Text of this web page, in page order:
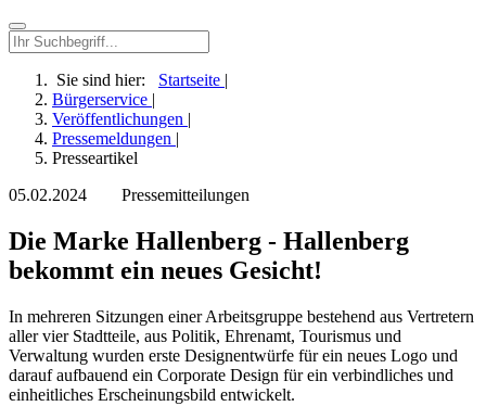
Sie sind hier: Startseite |
Bürgerservice |
Veröffentlichungen |
Pressemeldungen |
Presseartikel
05.02.2024
Pressemitteilungen
Die Marke Hallenberg - Hallenberg
bekommt ein neues Gesicht!
In mehreren Sitzungen einer Arbeitsgruppe bestehend aus Vertretern
aller vier Stadtteile, aus Politik, Ehrenamt, Tourismus und
Verwaltung wurden erste Designentwürfe für ein neues Logo und
darauf aufbauend ein Corporate Design für ein verbindliches und
einheitliches Erscheinungsbild entwickelt.